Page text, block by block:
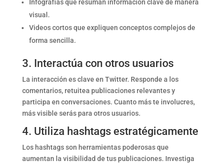
Infografías que resuman información clave de manera
visual.
Videos cortos que expliquen conceptos complejos de
forma sencilla.
3. Interactúa con otros usuarios
La interacción es clave en Twitter. Responde a los
comentarios, retuitea publicaciones relevantes y
participa en conversaciones. Cuanto más te involucres,
más visible serás para otros usuarios.
4. Utiliza hashtags estratégicamente
Los hashtags son herramientas poderosas que
aumentan la visibilidad de tus publicaciones. Investiga